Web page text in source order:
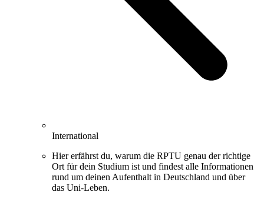
International
Hier erfährst du, warum die RPTU genau der richtige
Ort für dein Studium ist und findest alle Informationen
rund um deinen Aufenthalt in Deutschland und über
das Uni-Leben.